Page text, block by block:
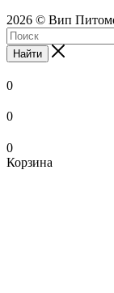
2026 © Вип
Найти
0
0
0
Корзина